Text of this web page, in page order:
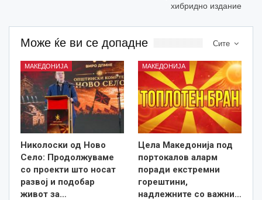
хибридно издание
Сите
Може ќе ви се допадне
МАКЕДОНИЈА
Николоски од Ново
Село: Продолжуваме
со проекти што носат
развој и подобар
живот за…
МАКЕДОНИЈА
Цела Македонија под
портокалов аларм
поради екстремни
горештини,
надлежните со важни…